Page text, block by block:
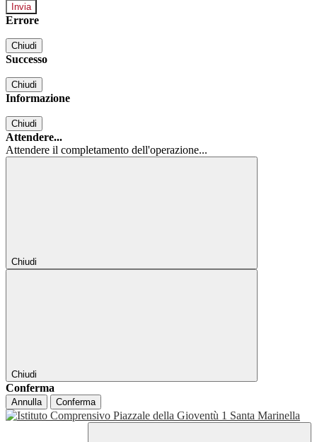
Errore
Chiudi
Successo
Chiudi
Informazione
Chiudi
Attendere...
Attendere il completamento dell'operazione...
Chiudi
Chiudi
Conferma
Annulla Conferma